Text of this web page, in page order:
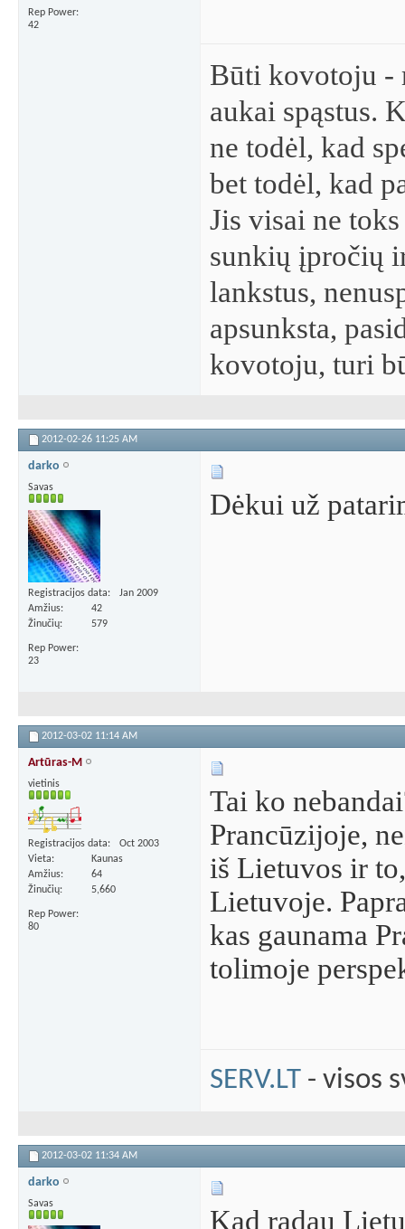
Rep Power
42
Būti kovotoju -
aukai spąstus.
ne todėl, kad
bet todėl, kad
Jis visai ne
sunkių įpročių
lankstus,
apsunksta,
kovotoju, turi
2012-02-26 11:25 AM
darko
Savas
Registracijos data
Jan 2009
Amžius
42
Žinučių
579
Rep Power
23
Dėkui už
2012-03-02 11:14 AM
Artūras-M
vietinis
Registracijos data
Oct 2003
Vieta
Kaunas
Amžius
64
Žinučių
5,660
Rep Power
80
Tai ko
Prancūzijoje,
iš Lietuvos ir
Lietuvoje.
kas gaunama
tolimoje
SERV.LT - visos
2012-03-02 11:34 AM
darko
Savas
Kad radau